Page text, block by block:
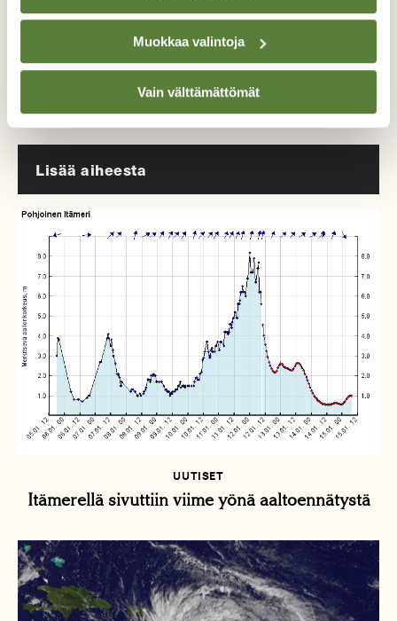
Muokkaa valintoja
Vain välttämättömät
Tilaa nyt!
Lisää aiheesta
UUTISET
Itämerellä sivuttiin viime yönä aaltoennätystä